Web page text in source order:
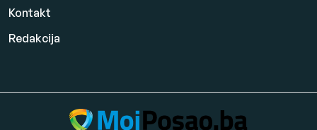
Kontakt
Redakcija